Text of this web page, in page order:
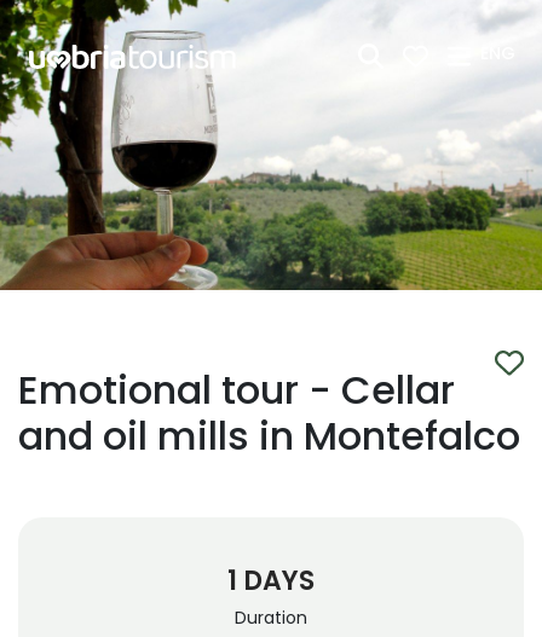
Skip to Main Content
Emotional tour - Cellar
and oil mills in Montefalco
1 DAYS
Duration